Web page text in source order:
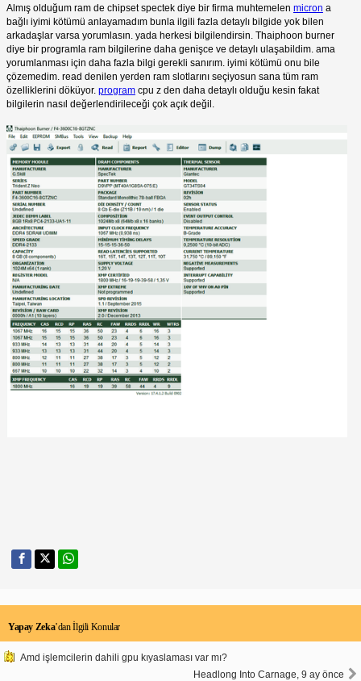
Almış olduğum ram de chipset spectek diye bir firma muhtemelen micron a
bağlı iyimi kötümü anlayamadım bunla ilgili fazla detaylı bilgide yok bilen
arkadaşlar varsa yorumlasın. yada herkesi bilgilendirsin. Thaiphoon burner
diye bir programla ram bilgilerine daha genişce ve detaylı ulaşabildim. ama
yorumlanması için daha fazla bilgi gerekli sanırım. iyimi kötümü onu bile
çözemedim. read denilen yerden ram slotlarını seçiyosun sana tüm ram
özelliklerini döküyor. program cpu z den daha detaylı olduğu kesin fakat
bilgilerin nasıl değerlendirileceği çok açık değil.
Yapay Zeka’dan İlgili Konular
Amd işlemcilerin dahili gpu kıyaslaması var mı?
Headlong Into Carnage, 9 ay önce